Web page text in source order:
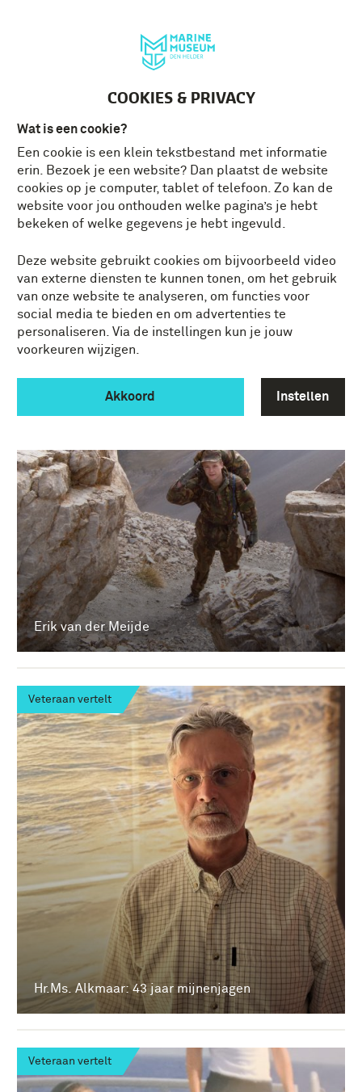
COOKIES & PRIVACY
Wat is een cookie?
Een cookie is een klein tekstbestand met informatie
erin. Bezoek je een website? Dan plaatst de website
cookies op je computer, tablet of telefoon. Zo kan de
website voor jou onthouden welke pagina’s je hebt
bekeken of welke gegevens je hebt ingevuld.
Deze website gebruikt cookies om bijvoorbeeld video
van externe diensten te kunnen tonen, om het gebruik
van onze website te analyseren, om functies voor
social media te bieden en om advertenties te
personaliseren. Via de instellingen kun je jouw
voorkeuren wijzigen.
Akkoord Instellen
Actualiteit Conservator vertelt
Herdenken Historische momenten
In het museum Leven aan boord
Op het terrein Tweede Wereldoorlog
Veteraan vertelt Vrijwilliger vertelt
Veteraan vertelt
Erik van der Meijde
Veteraan vertelt
Hr.Ms. Alkmaar: 43 jaar mijnenjagen
Veteraan vertelt